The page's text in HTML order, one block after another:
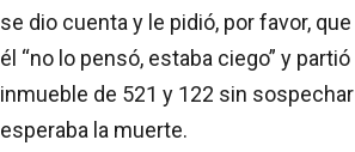
se dio cuenta y le pidió, por favor,
él “no lo pensó, estaba ciego” y
inmueble de 521 y 122 sin
esperaba la muerte.